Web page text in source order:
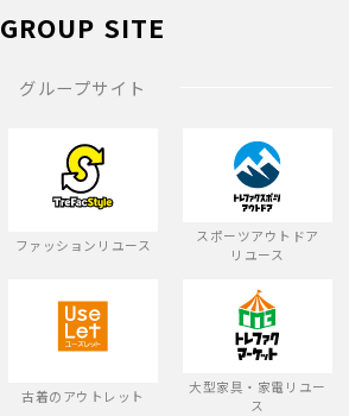
GROUP SITE
グループサイト
ファッションリユース
スポーツアウトドア
リユース
古着のアウトレット
大型家具・家電リユー
ス